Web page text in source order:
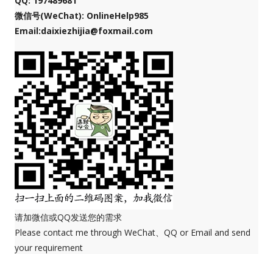
微信号(WeChat): OnlineHelp985
Email:daixiezhijia@foxmail.com
请加微信或QQ发送您的需求
Please contact me through WeChat、QQ or Email and send
your requirement